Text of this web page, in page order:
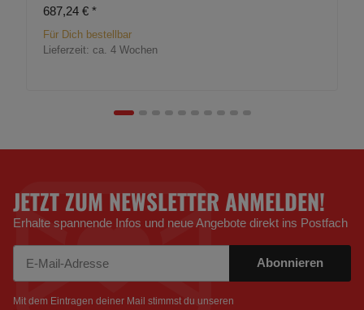
687,24 € *
Für Dich bestellbar
Lieferzeit: ca. 4 Wochen
JETZT ZUM NEWSLETTER ANMELDEN!
Erhalte spannende Infos und neue Angebote direkt ins Postfach
Abonnieren
Mit dem Eintragen deiner Mail stimmst du unseren